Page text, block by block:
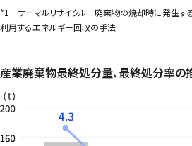
*1 サーマルリサイクル 廃棄物の焼却時に発生す
利用するエネルギー回収の手法
産業廃棄物最終処分量、最終処分率の